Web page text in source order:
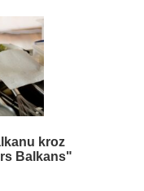
kroz
Balkans"